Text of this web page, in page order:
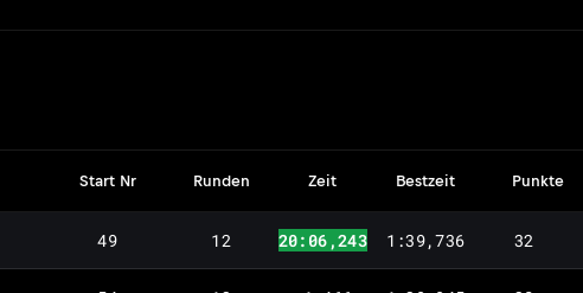
Start Nr Runden Zeit Bestzeit Punkte
49 12 20:06,243 1:39,736 32